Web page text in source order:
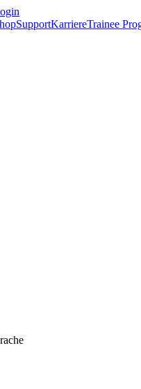
SupportKarriereTrainee